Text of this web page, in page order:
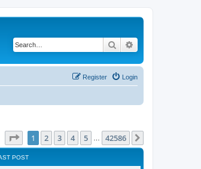
Search
Login
Register
Page of 42586
1 2 3 4 5 42586
POST